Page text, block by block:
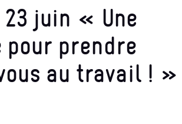
23 juin « Une
pour prendre
au travail ! »